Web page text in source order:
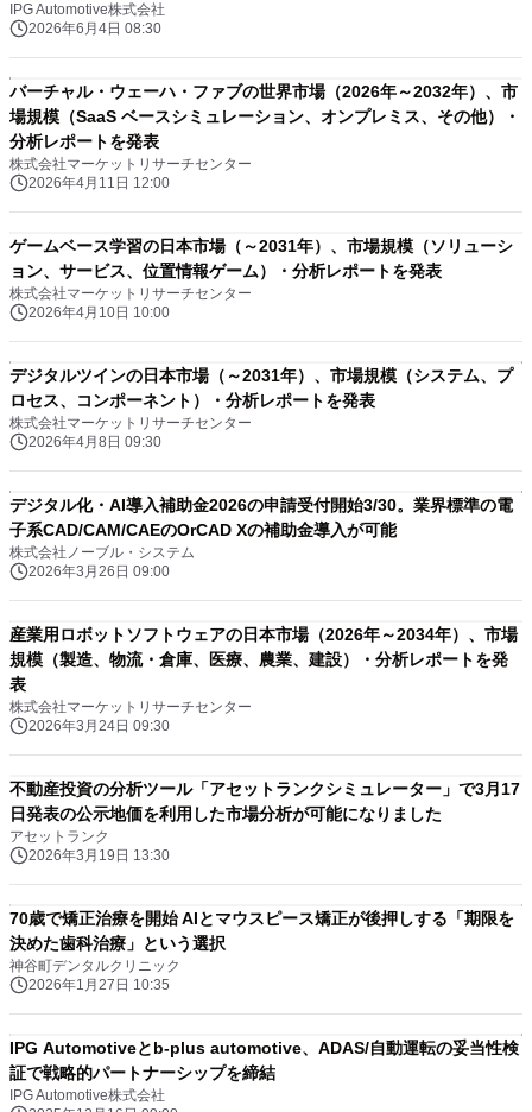
IPG Automotive株式会社
2026年6月4日 08:30
バーチャル・ウェーハ・ファブの世界市場（2026年～2032年）、市
場規模（SaaS ベースシミュレーション、オンプレミス、その他）・
分析レポートを発表
株式会社マーケットリサーチセンター
2026年4月11日 12:00
ゲームベース学習の日本市場（～2031年）、市場規模（ソリューシ
ョン、サービス、位置情報ゲーム）・分析レポートを発表
株式会社マーケットリサーチセンター
2026年4月10日 10:00
デジタルツインの日本市場（～2031年）、市場規模（システム、プ
ロセス、コンポーネント）・分析レポートを発表
株式会社マーケットリサーチセンター
2026年4月8日 09:30
デジタル化・AI導入補助金2026の申請受付開始3/30。業界標準の電
子系CAD/CAM/CAEのOrCAD Xの補助金導入が可能
株式会社ノーブル・システム
2026年3月26日 09:00
産業用ロボットソフトウェアの日本市場（2026年～2034年）、市場
規模（製造、物流・倉庫、医療、農業、建設）・分析レポートを発
表
株式会社マーケットリサーチセンター
2026年3月24日 09:30
不動産投資の分析ツール「アセットランクシミュレーター」で3月17
日発表の公示地価を利用した市場分析が可能になりました
アセットランク
2026年3月19日 13:30
70歳で矯正治療を開始 AIとマウスピース矯正が後押しする「期限を
決めた歯科治療」という選択
神谷町デンタルクリニック
2026年1月27日 10:35
IPG Automotiveとb-plus automotive、ADAS/自動運転の妥当性検
証で戦略的パートナーシップを締結
IPG Automotive株式会社